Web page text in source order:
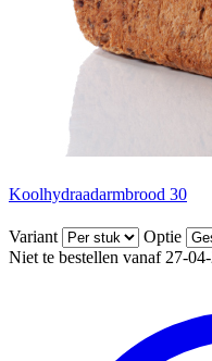
Koolhydraadarmbrood 30
Variant
Optie
Niet te bestellen vanaf 27-